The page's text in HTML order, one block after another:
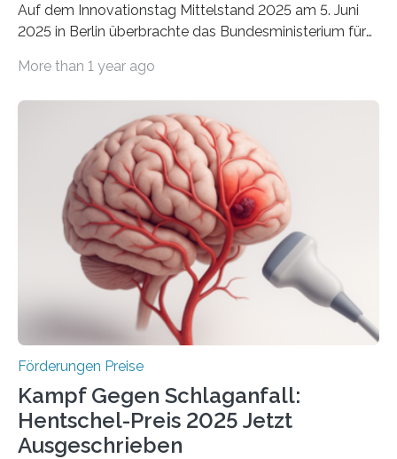
Auf dem Innovationstag Mittelstand 2025 am 5. Juni
2025 in Berlin überbrachte das Bundesministerium für
Überplanmäßige Verpflichtungsermächtigungen in
Woche vom Haushaltsausschuss freigegeben – unter
anderem zur Unterstützung der
Industrieforschungsprogramme Industrielle
Gemeinschaftsforschung (IGF), Zentrales
Innovationsprogramm Mittelstand (ZIM) und
Innovationskompetenz INNO-KOM. Auf dem
Innovationstag Mittelstand 2025 am 5. Juni 2025 in
Berlin überbrachte das Bundesministerium für
Wirtschaft und Energie eine gute Nachricht:
Überplanmäßige Verpflichtungsermächtigungen in
More than 1 year ago
Förderungen Preise
Kampf Gegen Schlaganfall:
Hentschel-Preis 2025 Jetzt
Ausgeschrieben